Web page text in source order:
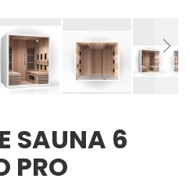
SAUNA 6
PRO